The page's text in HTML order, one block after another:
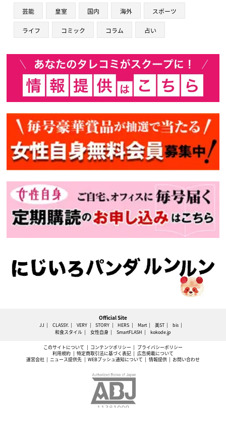
芸能 皇室 国内 海外 スポーツ
ライフ コミック コラム 占い
Official Site
JJ CLASSY. VERY STORY HERS Mart 美ST
bis
和食スタイル
女性自身 SmartFLASH kokode.jp
このサイトについて コンテンツポリシー
プライバシーポリシー
利用規約
特定商取引法に基づく表記
広告掲載について
運営会社
ニュース提供先 WEBプッシュ通知について 情報提供 お問い合わせ